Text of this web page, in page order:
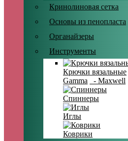
Кринолиновая сетка
Основы из пенопласта
Органайзеры
Инструменты
Крючки вязальные
Gamma
- Maxwell
Спиннеры
Иглы
Коврики